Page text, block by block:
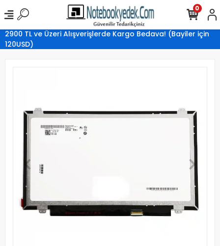
2900 TL ve Üzeri Alışverişlerde Kargo Bedava! (Bayiler için
120USD)
0